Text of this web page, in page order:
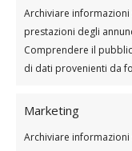
Archiviare
prestazioni degli
Comprendere il
di dati provenienti da
Marketing
Archiviare
e dolore ai
condizioni
fibromialgia o
possono
del braccio